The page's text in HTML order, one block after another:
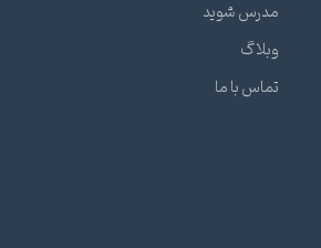
مدرس شوید
وبلاگ
تماس با ما